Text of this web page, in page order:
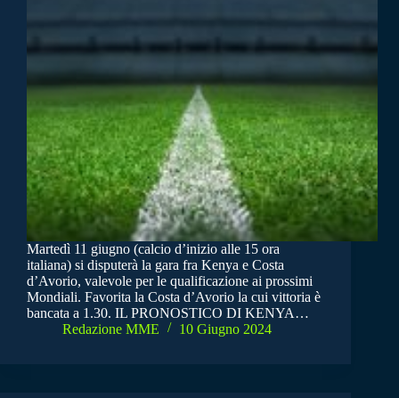
Martedì 11 giugno (calcio d’inizio alle 15 ora
italiana) si disputerà la gara fra Kenya e Costa
d’Avorio, valevole per le qualificazione ai prossimi
Mondiali. Favorita la Costa d’Avorio la cui vittoria è
bancata a 1.30. IL PRONOSTICO DI KENYA…
Redazione MME
10 Giugno 2024